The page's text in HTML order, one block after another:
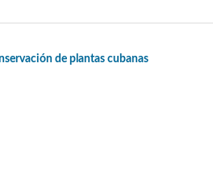
de plantas cubanas